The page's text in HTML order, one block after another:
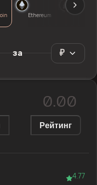
Ethereum
за ₽
Рейтинг
4.77